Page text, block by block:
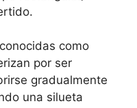
como
por ser
gradualmente
una silueta